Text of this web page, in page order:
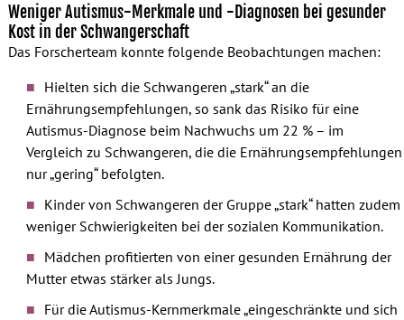
Weniger Autismus-Merkmale und -Diagnosen bei gesunder
Kost in der Schwangerschaft
Das Forscherteam konnte folgende Beobachtungen machen:
Hielten sich die Schwangeren „stark“ an die
Ernährungsempfehlungen, so sank das Risiko für eine
Autismus-Diagnose beim Nachwuchs um 22 % – im
Vergleich zu Schwangeren, die die Ernährungsempfehlungen
nur „gering“ befolgten.
Kinder von Schwangeren der Gruppe „stark“ hatten zudem
weniger Schwierigkeiten bei der sozialen Kommunikation.
Mädchen profitierten von einer gesunden Ernährung der
Mutter etwas stärker als Jungs.
Für die Autismus-Kernmerkmale „eingeschränkte und sich